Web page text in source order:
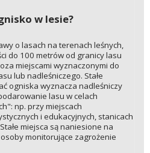
w lesie?
o lasach na terenach leśnych,
do 100 metrów od granicy lasu
miejscami wyznaczonymi do
lub nadleśniczego. Stałe
ogniska wyznacza nadleśniczy
lasu w celach
np. przy miejscach
i edukacyjnych, stanicach
miejsca są naniesione na
monitorujące zagrożenie